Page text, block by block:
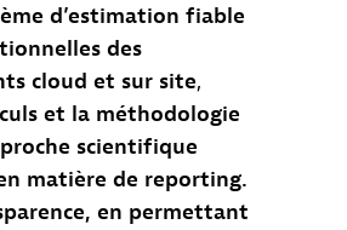
d’estimation fiable
des
cloud et sur site,
et la méthodologie
scientifique
matière de reporting.
en permettant